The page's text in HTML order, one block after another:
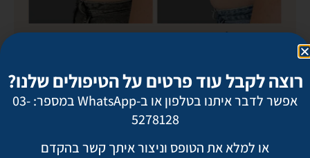
חזרה לגלריות
רוצה לקבל עוד פרטים על הטיפולים שלנו?
אפשר לדבר איתנו בטלפון או ב-WhatsApp במספר: 03-
5278128
או למלא את הטופס וניצור איתך קשר בהקדם